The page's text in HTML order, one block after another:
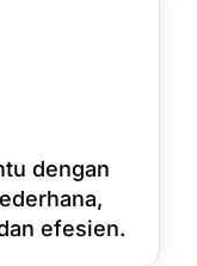
dengan
efesien.